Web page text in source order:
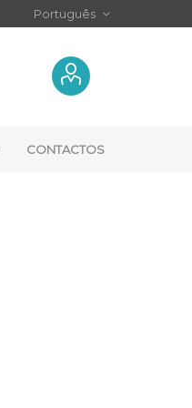
CONTACTOS